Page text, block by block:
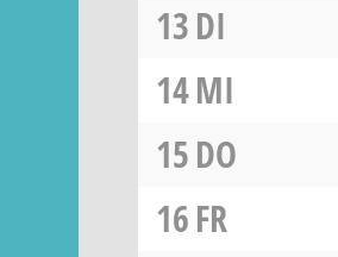
13DI
14MI
15DO
16FR